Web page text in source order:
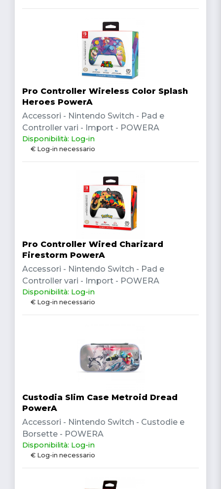
Pro Controller Wireless Color Splash
Heroes PowerA
Accessori - Nintendo Switch - Pad e
Controller vari - Import - POWERA
Disponibilità: Log-in
€ Log-in necessario
Pro Controller Wired Charizard
Firestorm PowerA
Accessori - Nintendo Switch - Pad e
Controller vari - Import - POWERA
Disponibilità: Log-in
€ Log-in necessario
Custodia Slim Case Metroid Dread
PowerA
Accessori - Nintendo Switch - Custodie e
Borsette - POWERA
Disponibilità: Log-in
€ Log-in necessario